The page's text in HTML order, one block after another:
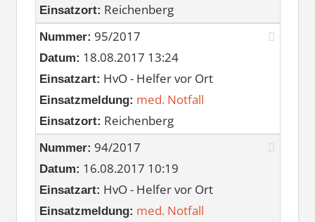
Einsatzort: Reichenberg
Nummer: 95/2017
Datum: 18.08.2017 13:24
Einsatzart: HvO - Helfer vor Ort
Einsatzmeldung: med. Notfall
Einsatzort: Reichenberg
Nummer: 94/2017
Datum: 16.08.2017 10:19
Einsatzart: HvO - Helfer vor Ort
Einsatzmeldung: med. Notfall